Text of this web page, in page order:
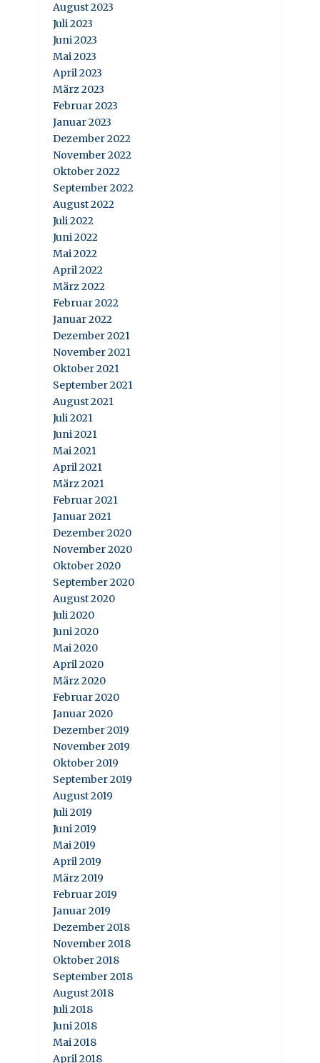
August 2023
Juli 2023
Juni 2023
Mai 2023
April 2023
März 2023
Februar 2023
Januar 2023
Dezember 2022
November 2022
Oktober 2022
September 2022
August 2022
Juli 2022
Juni 2022
Mai 2022
April 2022
März 2022
Februar 2022
Januar 2022
Dezember 2021
November 2021
Oktober 2021
September 2021
August 2021
Juli 2021
Juni 2021
Mai 2021
April 2021
März 2021
Februar 2021
Januar 2021
Dezember 2020
November 2020
Oktober 2020
September 2020
August 2020
Juli 2020
Juni 2020
Mai 2020
April 2020
März 2020
Februar 2020
Januar 2020
Dezember 2019
November 2019
Oktober 2019
September 2019
August 2019
Juli 2019
Juni 2019
Mai 2019
April 2019
März 2019
Februar 2019
Januar 2019
Dezember 2018
November 2018
Oktober 2018
September 2018
August 2018
Juli 2018
Juni 2018
Mai 2018
April 2018